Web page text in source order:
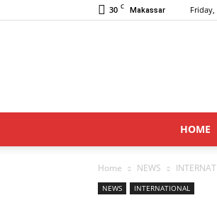
30 C Makassar Friday,
HOME
Home NEWS
NEWS INTERNATIONAL